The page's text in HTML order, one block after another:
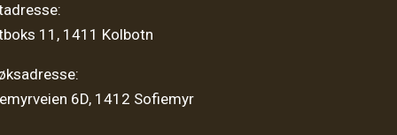
11, 1411 Kolbotn
6D, 1412 Sofiemyr